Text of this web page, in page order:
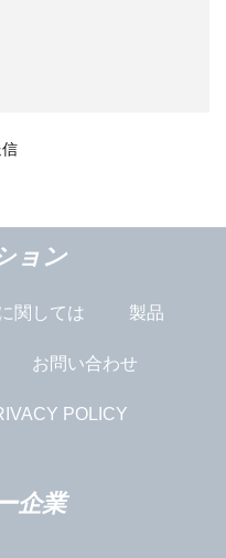
ョン
関しては 製品
お問い合わせ
POLICY
企業